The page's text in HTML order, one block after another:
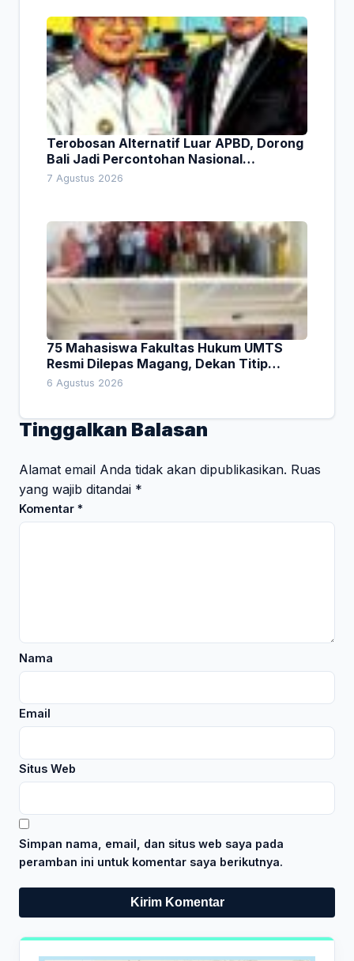
Terobosan Alternatif Luar APBD, Dorong
Bali Jadi Percontohan Nasional
Pembiayaan Daerah
7 Agustus 2026
75 Mahasiswa Fakultas Hukum UMTS
Resmi Dilepas Magang, Dekan Titip
Empat Pesan Penting
6 Agustus 2026
Tinggalkan Balasan
Alamat email Anda tidak akan dipublikasikan. Ruas
yang wajib ditandai *
Komentar *
Nama
Email
Situs Web
Simpan nama, email, dan situs web saya pada
peramban ini untuk komentar saya berikutnya.